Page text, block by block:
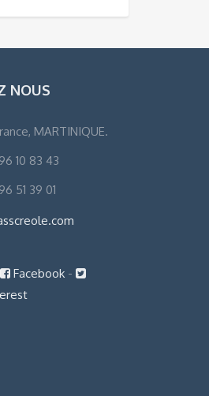
NOUS
MARTINIQUE.
10 83 43
51 39 01
Facebook -